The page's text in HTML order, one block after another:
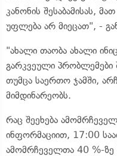
კანონის შესაბამისას,
უფლება არ მიეცათ", -
"ახალი თაობა ახალი
გარკვეული პრობლემები
თუმცა საერთო ჯამში,
მიმდინარეობს.
რაც შეეხება
ინფორმაციით, 17:00
ამომრჩეველთა 40 %-ზე